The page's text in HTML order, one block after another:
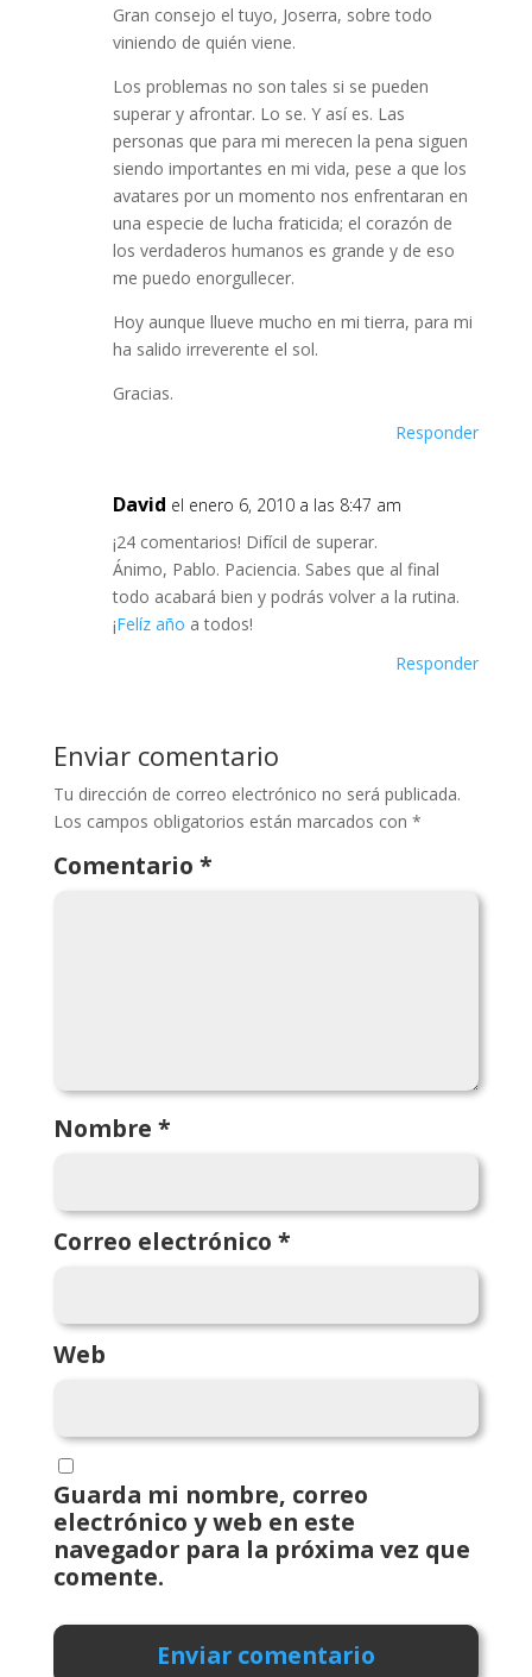
Gran consejo el tuyo, Joserra, sobre todo
viniendo de quién viene.
Los problemas no son tales si se pueden
superar y afrontar. Lo se. Y así es. Las
personas que para mi merecen la pena siguen
siendo importantes en mi vida, pese a que los
avatares por un momento nos enfrentaran en
una especie de lucha fraticida; el corazón de
los verdaderos humanos es grande y de eso
me puedo enorgullecer.
Hoy aunque llueve mucho en mi tierra, para mi
ha salido irreverente el sol.
Gracias.
Responder
David el enero 6, 2010 a las 8:47 am
¡24 comentarios! Difícil de superar.
Ánimo, Pablo. Paciencia. Sabes que al final
todo acabará bien y podrás volver a la rutina.
¡Felíz año a todos!
Responder
Enviar comentario
Tu dirección de correo electrónico no será publicada.
Los campos obligatorios están marcados con *
Comentario *
Nombre *
Correo electrónico *
Web
Guarda mi nombre, correo
electrónico y web en este
navegador para la próxima vez que
comente.